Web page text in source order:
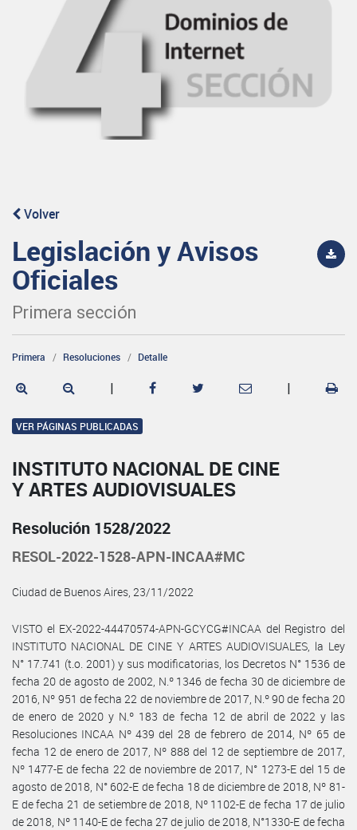
Volver
Legislación y Avisos
Oficiales
Primera sección
Primera Resoluciones Detalle
| |
VER PÁGINAS PUBLICADAS
INSTITUTO NACIONAL DE CINE
Y ARTES AUDIOVISUALES
Resolución 1528/2022
RESOL-2022-1528-APN-INCAA#MC
Ciudad de Buenos Aires, 23/11/2022
VISTO el EX-2022-44470574-APN-GCYCG#INCAA del Registro del
INSTITUTO NACIONAL DE CINE Y ARTES AUDIOVISUALES, la Ley
N° 17.741 (t.o. 2001) y sus modificatorias, los Decretos N° 1536 de
fecha 20 de agosto de 2002, N.º 1346 de fecha 30 de diciembre de
2016, Nº 951 de fecha 22 de noviembre de 2017, N.º 90 de fecha 20
de enero de 2020 y N.º 183 de fecha 12 de abril de 2022 y las
Resoluciones INCAA Nº 439 del 28 de febrero de 2014, Nº 65 de
fecha 12 de enero de 2017, Nº 888 del 12 de septiembre de 2017,
Nº 1477-E de fecha 22 de noviembre de 2017, N° 1273-E del 15 de
agosto de 2018, N° 602-E de fecha 18 de diciembre de 2018, Nº 81-
E de fecha 21 de setiembre de 2018, Nº 1102-E de fecha 17 de julio
de 2018, Nº 1140-E de fecha 27 de julio de 2018, N°1330-E de fecha